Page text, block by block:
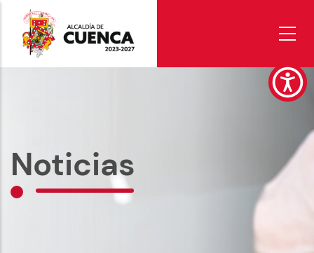
contenido
principal
Noticias